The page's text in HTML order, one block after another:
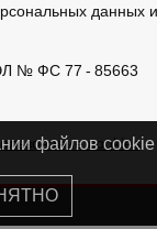
№ ФС 77 - 85663
cookies
файлов